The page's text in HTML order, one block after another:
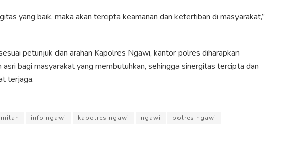
yang baik, maka akan tercipta keamanan dan ketertiban di masyarakat,”
petunjuk dan arahan Kapolres Ngawi, kantor polres diharapkan
asri bagi masyarakat yang membutuhkan, sehingga sinergitas tercipta dan
terjaga.
info ngawi kapolres ngawi ngawi polres ngawi